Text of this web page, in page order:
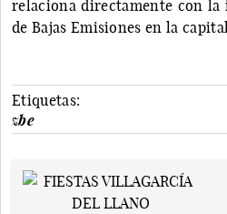
relaciona directamente con
de Bajas Emisiones en la
Etiquetas:
zbe